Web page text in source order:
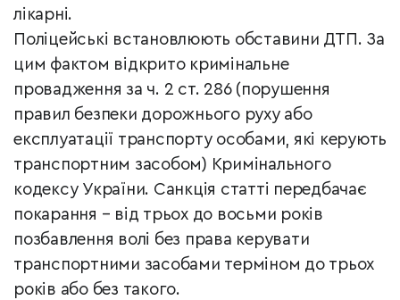
лікарні.
Поліцейські встановлюють обставини ДТП. За
цим фактом відкрито кримінальне
провадження за ч. 2 ст. 286 (порушення
правил безпеки дорожнього руху або
експлуатації транспорту особами, які керують
транспортним засобом) Кримінального
кодексу України. Санкція статті передбачає
покарання – від трьох до восьми років
позбавлення волі без права керувати
транспортними засобами терміном до трьох
років або без такого.